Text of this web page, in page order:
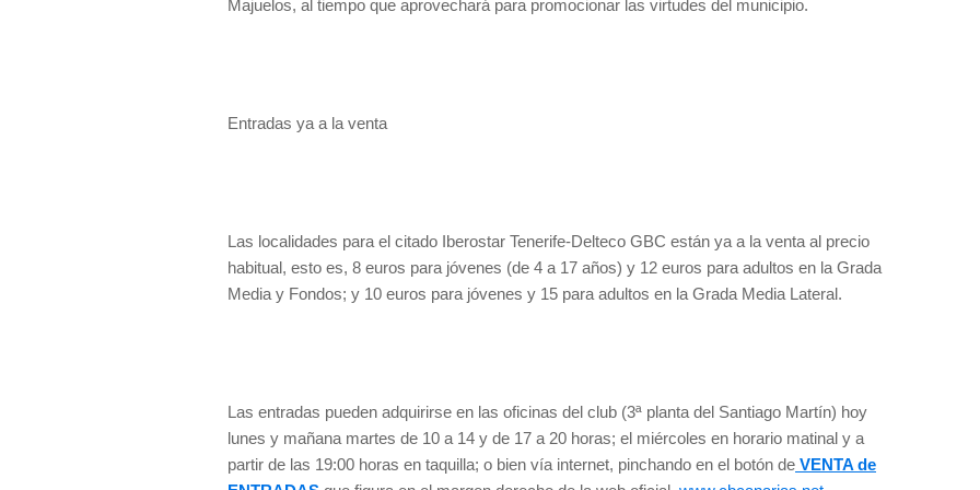
Majuelos, al tiempo que aprovechará para promocionar las virtudes del municipio.
Entradas ya a la venta
Las localidades para el citado Iberostar Tenerife-Delteco GBC están ya a la venta al precio
habitual, esto es, 8 euros para jóvenes (de 4 a 17 años) y 12 euros para adultos en la Grada
Media y Fondos; y 10 euros para jóvenes y 15 para adultos en la Grada Media Lateral.
Las entradas pueden adquirirse en las oficinas del club (3ª planta del Santiago Martín) hoy
lunes y mañana martes de 10 a 14 y de 17 a 20 horas; el miércoles en horario matinal y a
partir de las 19:00 horas en taquilla; o bien vía internet, pinchando en el botón de VENTA de